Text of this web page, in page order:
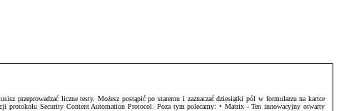
przeprowadzać liczne testy. Możesz postąpić po staremu i zaznaczać dziesiątki pól w formularzu na kartce
protokołu Security Content Automation Protocol. Poza tym polecamy: • Matrix - Ten innowacyjny otwarty